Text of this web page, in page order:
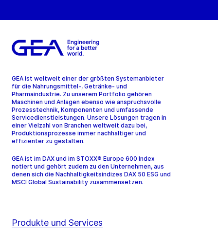
GEA ist weltweit einer der größten Systemanbieter
für die Nahrungsmittel-, Getränke- und
Pharmaindustrie. Zu unserem Portfolio gehören
Maschinen und Anlagen ebenso wie anspruchsvolle
Prozesstechnik, Komponenten und umfassende
Servicedienstleistungen. Unsere Lösungen tragen in
einer Vielzahl von Branchen weltweit dazu bei,
Produktionsprozesse immer nachhaltiger und
effizienter zu gestalten.
GEA ist im DAX und im STOXX® Europe 600 Index
notiert und gehört zudem zu den Unternehmen, aus
denen sich die Nachhaltigkeitsindizes DAX 50 ESG und
MSCI Global Sustainability zusammensetzen.
Produkte und Services